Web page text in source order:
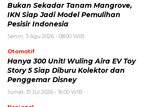
Bukan Sekadar Tanam Mangrove,
IKN Siap Jadi Model Pemulihan
Pesisir Indonesia
Senin, 3 Agu 2026 - 08:00 WIB
Otomotif
Hanya 300 Unit! Wuling Aira EV Toy
Story 5 Siap Diburu Kolektor dan
Penggemar Disney
Jumat, 31 Jul 2026 - 16:00 WIB